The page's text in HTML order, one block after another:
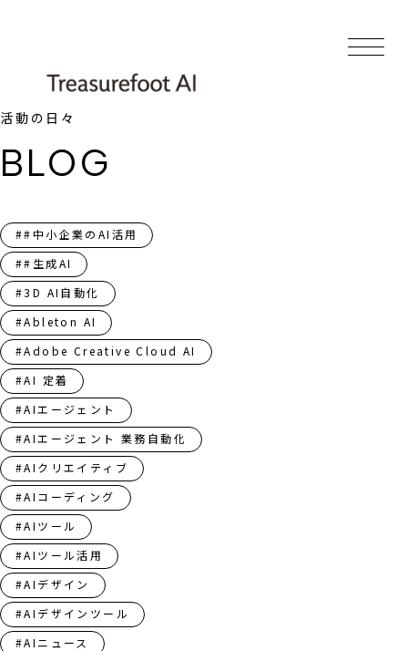
活動の日々
BLOG
##中小企業のAI活用
##生成AI
#3D AI自動化
#Ableton AI
#Adobe Creative Cloud AI
#AI 定着
#AIエージェント
#AIエージェント 業務自動化
#AIクリエイティブ
#AIコーディング
#AIツール
#AIツール活用
#AIデザイン
#AIデザインツール
#AIニュース